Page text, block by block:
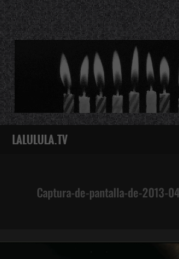
¿QUÉ ES ESTO?
Captura-de-pantalla-de-2013-